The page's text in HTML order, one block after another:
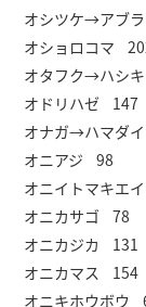
オシツケ→アブ
オショロコマ
オタフク→ハシ
オドリハゼ 147
オナガ→ハマダ
オニアジ 98
オニイトマキエ
オニカサゴ 78
オニカジカ 131
オニカマス 154
オニキホウボウ